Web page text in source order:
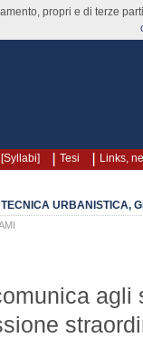
Tesi Links,
URBANISTICA,
agli
propri e di terze